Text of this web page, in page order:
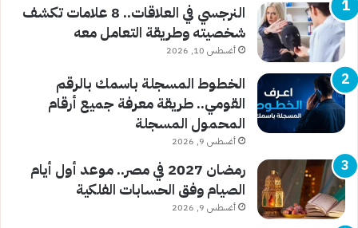
النرجسي في العلاقات.. 8 علامات تكشف
شخصيته وطريقة التعامل معه
أغسطس 10, 2026
الخطوط المسجلة باسمك بالرقم
القومي.. طريقة معرفة جميع أرقام
المحمول المسجلة
أغسطس 9, 2026
رمضان 2027 في مصر.. موعد أول أيام
الصيام وفق الحسابات الفلكية
أغسطس 9, 2026